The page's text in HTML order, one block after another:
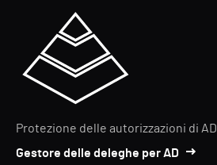
Protezione delle autorizzazioni di AD
Gestore delle deleghe per AD